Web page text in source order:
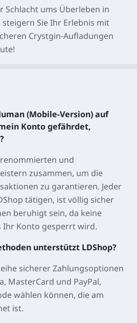
Schlacht ums Überleben in
Sie Ihr Erlebnis mit
Crystgin-Aufladungen
(Mobile-Version) auf
Konto gefährdet,
und
zusammen, um die
zu garantieren. Jeder
tätigen, ist völlig sicher
beruhigt sein, da keine
Ihr Konto gesperrt wird.
unterstützt LDShop?
sicherer Zahlungsoptionen
MasterCard und PayPal,
wählen können, die am
ist.